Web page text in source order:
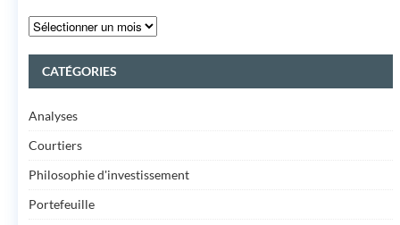
CATÉGORIES
Analyses
Courtiers
Philosophie d'investissement
Portefeuille